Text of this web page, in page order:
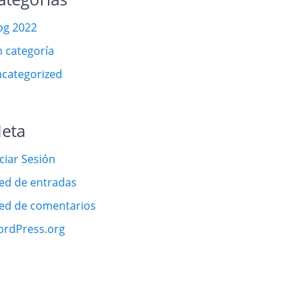
2022
categoría
Sesión
de entradas
de comentarios